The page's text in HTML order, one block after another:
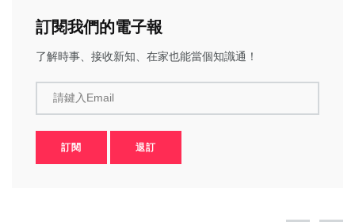
訂閱我們的電子報
了解時事、接收新知、在家也能當個知識通！
請鍵入Email
訂閱 退訂